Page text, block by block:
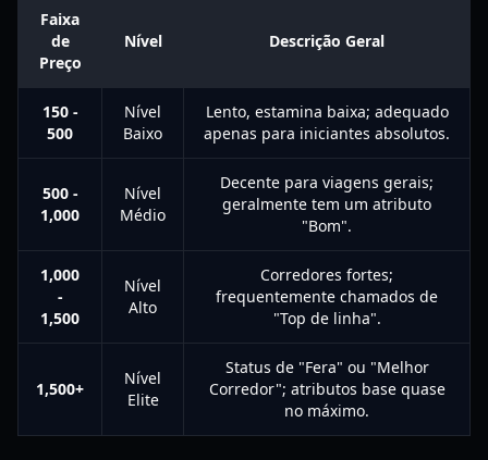
Faixa
de
Preço
Nível Descrição Geral
150 -
500
Nível
Baixo
Lento, estamina baixa; adequado
apenas para iniciantes absolutos.
500 -
1,000
Nível
Médio
Decente para viagens gerais;
geralmente tem um atributo
"Bom".
1,000
-
1,500
Nível
Alto
Corredores fortes;
frequentemente chamados de
"Top de linha".
1,500+
Nível
Elite
Status de "Fera" ou "Melhor
Corredor"; atributos base quase
no máximo.